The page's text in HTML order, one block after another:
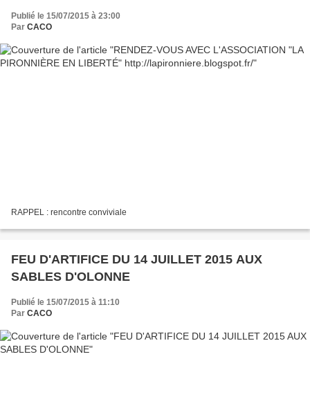
Publié le 15/07/2015 à 23:00
Par CACO
RAPPEL : rencontre conviviale
FEU D'ARTIFICE DU 14 JUILLET 2015 AUX
SABLES D'OLONNE
Publié le 15/07/2015 à 11:10
Par CACO